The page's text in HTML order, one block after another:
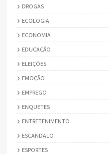
DROGAS
ECOLOGIA
ECONOMIA
EDUCAÇÃO
ELEIÇÕES
EMOÇÃO
EMPREGO
ENQUETES
ENTRETENIMENTO
ESCANDALO
ESPORTES